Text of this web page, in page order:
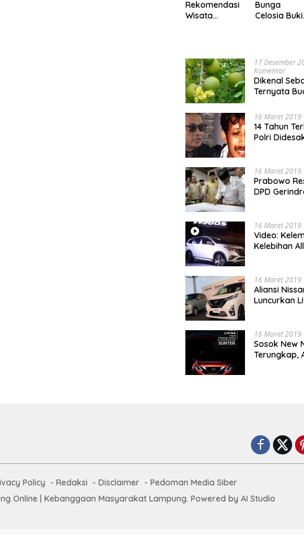
Rekomendasi
Wisata
Healing
Bunga
Celosia
untuk
Keluarga
17 Desember
Komentar
Dikenal
Ternyata
Kesehatan
16 Maret
14 Tahun
Polri
16 Maret
Prabowo
DPD
16 Maret
Video:
Kelebihan
16 Maret
Aliansi
Luncurkan
16 Maret
Sosok New
Terungkap,
Policy Redaksi Disclaimer
Pedoman Media Siber
Online | Kebanggaan Masyarakat Lampung. Powered by AI Studio